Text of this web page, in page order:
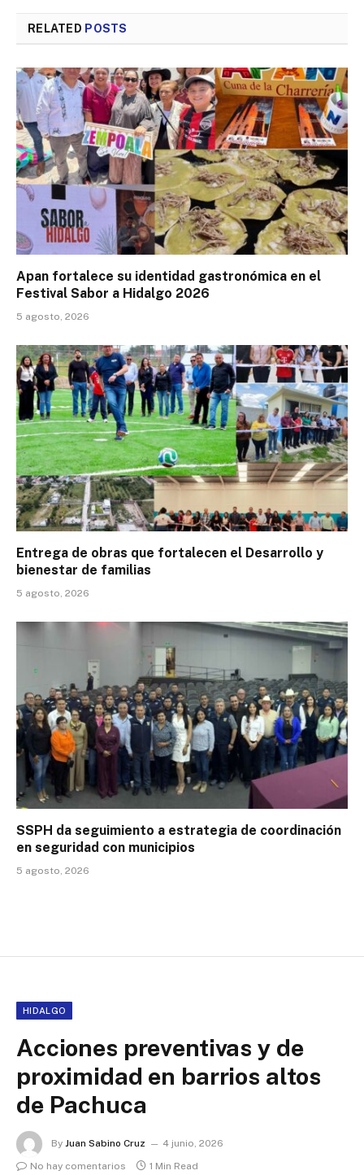
RELATED POSTS
Apan fortalece su identidad gastronómica en el
Festival Sabor a Hidalgo 2026
5 agosto, 2026
Entrega de obras que fortalecen el Desarrollo y
bienestar de familias
5 agosto, 2026
SSPH da seguimiento a estrategia de coordinación
en seguridad con municipios
5 agosto, 2026
HIDALGO
Acciones preventivas y de
proximidad en barrios altos
de Pachuca
By Juan Sabino Cruz
4 junio, 2026
No hay comentarios
1 Min Read